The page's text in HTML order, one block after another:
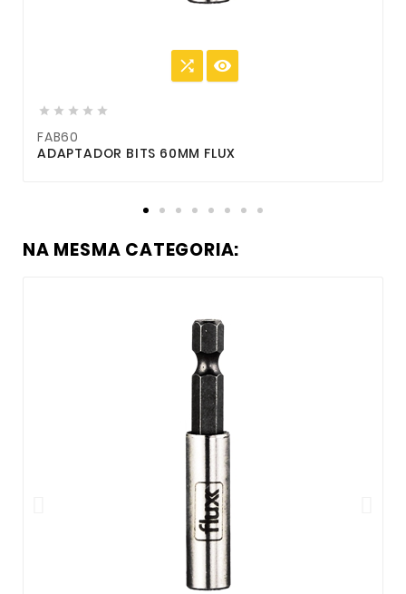
 
    
FAB60
ADAPTADOR BITS 60MM FLUX
NA MESMA CATEGORIA: